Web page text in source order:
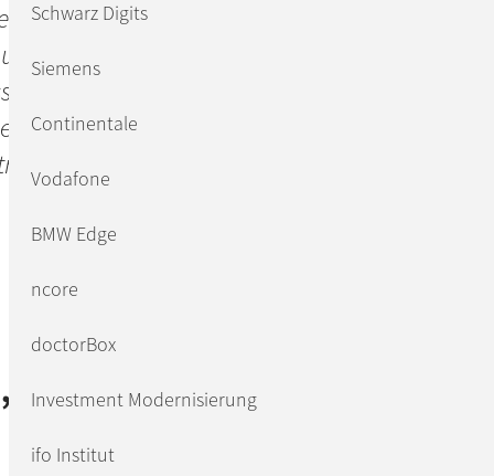
in der
sehr
in
Schwarz Digits
Siemens
Continentale
Vodafone
BMW Edge
ncore
doctorBox
Investment Modernisierung
ifo Institut